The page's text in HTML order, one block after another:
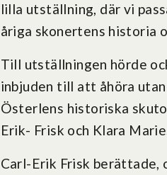
lilla utställning, där vi
åriga skonertens historia
Till utställningen hörde
inbjuden till att åhöra
Österlens historiska
Erik- Frisk och Klara
Carl-Erik Frisk berättade,